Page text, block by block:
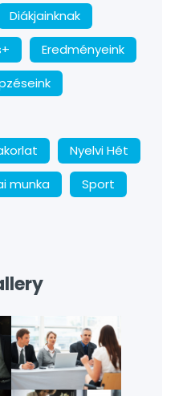
Diákjainknak
Eredményeink
Nyelvi Hét
munka
Sport